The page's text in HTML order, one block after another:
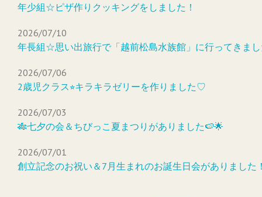
年少組☆ピザ作りクッキングをしました！
2026/07/10
年長組☆思い出旅行で「越前松島水族館」に行ってきま
2026/07/06
2歳児クラス⭐︎キラキラゼリーを作りました♡
2026/07/03
🎋七夕の会＆ちびっこ夏まつりがありました🍉🌟
2026/07/01
創立記念のお祝い＆7月生まれのお誕生日会がありました